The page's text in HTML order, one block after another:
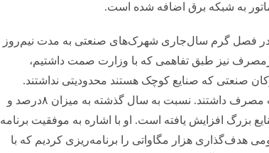
فصل گرم سال‌جاری شهرک‌‌‌های صنعتی به مدت نیم‌روز
بودند و ۳۰۰صنعت بزرگ و پرمصرف نیز طبق تفاهمی که با وزارت صمت داشتیم،
شدند. از طرفی ۹۲‌درصد مشترکان صنعتی که صنایع کوچک هستند محدودیتی نداشتند.
مشترکان در شهر‌‌‌های صنعتی نیز به مدت نیم‌روز مدیریت مصرف داشتند. نسبت به سال گذشته به میزان ۸‌درصد و
برق تحویلی به صنایع بزرگ افزایش یافته است. او با اشاره به موفقیت برنامه
هزار مگاواتی را برنامه‌ریزی کردیم که با